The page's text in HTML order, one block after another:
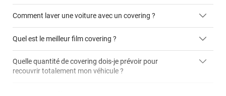
Comment laver une voiture avec un covering ?
Quel est le meilleur film covering ?
covering 2D
Quelle quantité de covering dois-je prévoir pour
recouvrir totalement mon véhicule ?